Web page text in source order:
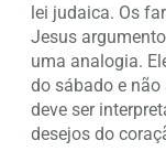
lei judaica. Os
Jesus
uma analogia.
do sábado e não
deve ser
desejos do